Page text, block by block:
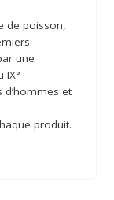
de poisson,
une
IX°
et
produit.